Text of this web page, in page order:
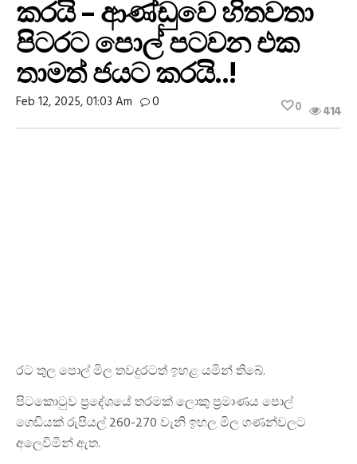
කරයි – ආණ්ඩුවෙ හිතවතා
පිටරට පොල් පටවන එක
තාමත් ජයට කරයි..!
Feb 12, 2025, 01:03 Am 0 414
0
රට තුල පොල් මිල තවදුරටත් ඉහළ යමින් තිබේ.
පිටකොටුව ප‍්‍රදේශයේ තරමක් ලොකු ප්‍රමාණය පොල්
ගෙඩියක් රුපියල් 260-270 වැනි ඉහල මිල ගණන්වලට
අලෙවිමින් ඇත.